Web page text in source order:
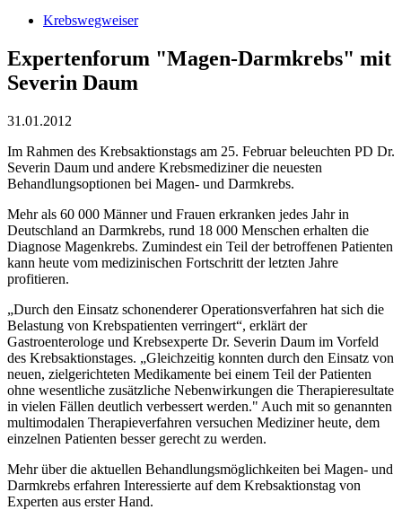
Krebswegweiser
Expertenforum "Magen-Darmkrebs" mit
Severin Daum
31.01.2012
Im Rahmen des Krebsaktionstags am 25. Februar beleuchten PD Dr.
Severin Daum und andere Krebsmediziner die neuesten
Behandlungsoptionen bei Magen- und Darmkrebs.
Mehr als 60 000 Männer und Frauen erkranken jedes Jahr in
Deutschland an Darmkrebs, rund 18 000 Menschen erhalten die
Diagnose Magenkrebs. Zumindest ein Teil der betroffenen Patienten
kann heute vom medizinischen Fortschritt der letzten Jahre
profitieren.
„Durch den Einsatz schonenderer Operationsverfahren hat sich die
Belastung von Krebspatienten verringert“, erklärt der
Gastroenterologe und Krebsexperte Dr. Severin Daum im Vorfeld
des Krebsaktionstages. „Gleichzeitig konnten durch den Einsatz von
neuen, zielgerichteten Medikamente bei einem Teil der Patienten
ohne wesentliche zusätzliche Nebenwirkungen die Therapieresultate
in vielen Fällen deutlich verbessert werden." Auch mit so genannten
multimodalen Therapieverfahren versuchen Mediziner heute, dem
einzelnen Patienten besser gerecht zu werden.
Mehr über die aktuellen Behandlungsmöglichkeiten bei Magen- und
Darmkrebs erfahren Interessierte auf dem Krebsaktionstag von
Experten aus erster Hand.